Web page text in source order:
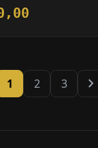
1 2 3 chevron_right